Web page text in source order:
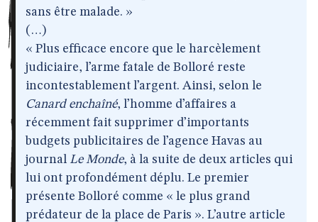
sans être malade. »
(…)
« Plus efficace encore que le harcèlement
judiciaire, l’arme fatale de Bolloré reste
incontestablement l’argent. Ainsi, selon le
Canard enchaîné, l’homme d’affaires a
récemment fait supprimer d’importants
budgets publicitaires de l’agence Havas au
journal Le Monde, à la suite de deux articles qui
lui ont profondément déplu. Le premier
présente Bolloré comme « le plus grand
prédateur de la place de Paris ». L’autre article